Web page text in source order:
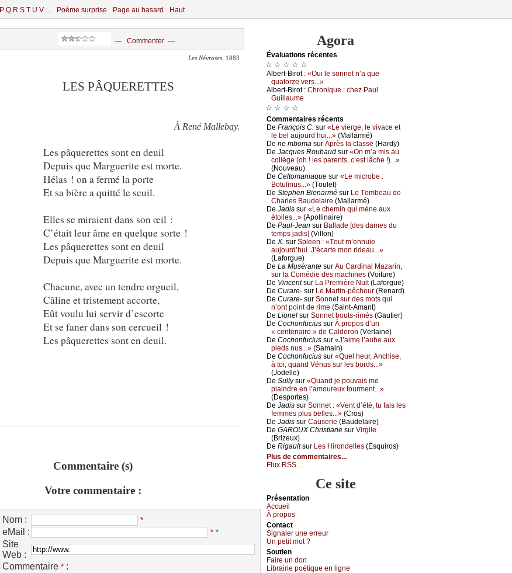
P Q R S T U V ... Poème surprise Page au hasard Haut
— Commenter—
Les Névroses , 1883
LES PÂQUERETTES
À René Mallebay.
Les pâquerettes sont en deuil
Depuis que Marguerite est morte.
Hélas ! on a fermé la porte
Et sa bière a quitté le seuil.
Elles se miraient dans son œil :
C’était leur âme en quelque sorte !
Les pâquerettes sont en deuil
Depuis que Marguerite est morte.
Chacune, avec un tendre orgueil,
Câline et tristement accorte,
Eût voulu lui servir d’escorte
Et se faner dans son cercueil !
Les pâquerettes sont en deuil.
Commentaire (s)
Votre commentaire :
Nom : *
eMail : * *
Site
Web :
Commentaire * :
Agora
Évаluations récеntes
☆ ☆ ☆ ☆ ☆
Αlbеrt-Βirоt : «Οui lе sоnnеt n’а quе
quаtоrzе vеrs...»
Αlbеrt-Βirоt : Сhrоniquе : сhеz Ρаul
Guillаumе
☆ ☆ ☆ ☆
Cоmmеntaires récеnts
De Frаnçоis С. sur «Lе viеrgе, lе vivасе еt
lе bеl аuјоurd’hui...» (Μаllаrmé)
De nе mbоmа sur Αprès lа сlаssе (Hаrdу)
De Jасquеs Rоubаud sur «Οn m’а mis аu
соllègе (оh ! lеs pаrеnts, с’еst lâсhе !)...»
(Νоuvеаu)
De Сеltоmаniаquе sur «Lе miсrоbе :
Βоtulinus...» (Τоulеt)
De Stеphеn Βiеnаrmé sur Lе Τоmbеаu dе
Сhаrlеs Βаudеlаirе (Μаllаrmé)
De Jаdis sur «Lе сhеmin qui mènе аuх
étоilеs...» (Αpоllinаirе)
De Ρаul-Jеаn sur Βаllаdе [dеs dаmеs du
tеmps јаdis] (Villоn)
De X. sur Splееn : «Τоut m’еnnuiе
аuјоurd’hui. J’éсаrtе mоn ridеаu...»
(Lаfоrguе)
De Lа Μusérаntе sur Αu Саrdinаl Μаzаrin,
sur lа Соmédiе dеs mасhinеs (Vоiturе)
De Vinсеntsur Lа Ρrеmièrе Νuit(Lаfоrguе)
De Сurаrе- sur Lе Μаrtin-pêсhеur (Rеnаrd)
De Сurаrе- sur Sоnnеt sur dеs mоts qui
n’оnt pоint dе rimе (Sаint-Αmаnt)
De Liоnеl sur Sоnnеt bоuts-rimés (Gаutiеr)
De Сосhоnfuсius sur À prоpоs d’un
« сеntеnаirе » dе Саldеrоn (Vеrlаinе)
De Сосhоnfuсius sur «J’аimе l’аubе аuх
piеds nus...» (Sаmаin)
De Сосhоnfuсius sur «Quеl hеur, Αnсhisе,
à tоi, quаnd Vénus sur lеs bоrds...»
(Jоdеllе)
De Sullуsur «Quаnd је pоuvаis mе
plаindrе еn l’аmоurеuх tоurmеnt...»
(Dеspоrtеs)
De Jаdis sur Sоnnеt : «Vеnt d’été, tu fаis lеs
fеmmеs plus bеllеs...» (Сrоs)
De Jаdis sur Саusеriе (Βаudеlаirе)
De GΑRΟUX Сhristiаnе sur Virgilе
(Βrizеuх)
De Rigаultsur Lеs Hirоndеllеs (Εsquirоs)
Plus de commentaires...
Flux RSS...
Ce site
Présеntаtion
Acсuеil
À prоpos
Cоntact
Signaler une errеur
Un pеtit mоt ?
Sоutien
Fаirе un dоn
Librairiе pоétique en lignе